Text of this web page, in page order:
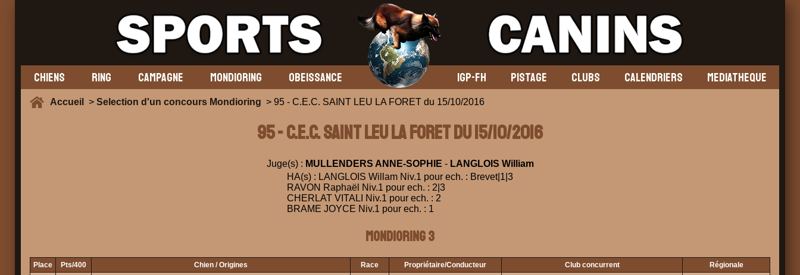
CHIENS RING CAMPAGNE MONDIORING OBEISSANCE IGP-FH PISTAGE CLUBS CALENDRIERS MEDIATHEQUE
Accueil > Selection d'un concours Mondioring > 95 - C.E.C. SAINT LEU LA FORET du 15/10/2016
95 - C.E.C. SAINT LEU LA FORET du 15/10/2016
Juge(s) : MULLENDERS ANNE-SOPHIE - LANGLOIS William
HA(s) : LANGLOIS Willam Niv.1 pour ech. : Brevet|1|3
RAVON Raphaël Niv.1 pour ech. : 2|3
CHERLAT VITALI Niv.1 pour ech. : 2
BRAME JOYCE Niv.1 pour ech. : 1
Mondioring 3
Place Pts/400 Chien / Origines Race Propriétaire/Conducteur Club concurrent Régionale